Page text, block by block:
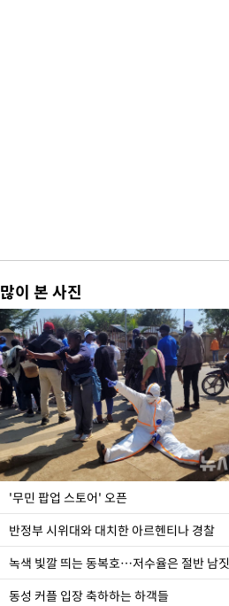
많이 본 사진
'무민 팝업 스토어' 오픈
반정부 시위대와 대치한 아르헨티나 경찰
녹색 빛깔 띄는 동복호…저수율은 절반 남짓
동성 커플 입장 축하하는 하객들